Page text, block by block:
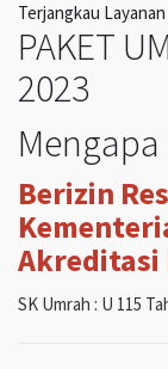
Terjangkau
PAKET
2023
Berizin
Akreditasi
SK Umrah : U 115